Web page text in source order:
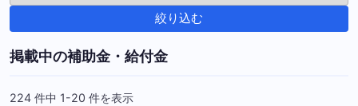
絞り込む
掲載中の補助金・給付金
224 件中 1-20 件を表示